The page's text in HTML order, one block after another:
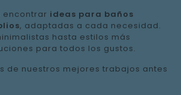
encontrar ideas para baños
, adaptadas a cada necesidad.
hasta estilos más
para todos los gustos.
de nuestros mejores trabajos antes